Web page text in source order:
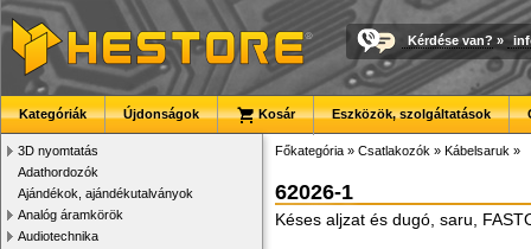
Kérdése van? »
Kategóriák Újdonságok Kosár Eszközök, szolgáltatások
3D nyomtatás
Adathordozók
Ajándékok, ajándékutalványok
Analóg áramkörök
Audiotechnika
Főkategória » Csatlakozók » Kábelsaruk »
62026-1
Késes aljzat és dugó, saru,